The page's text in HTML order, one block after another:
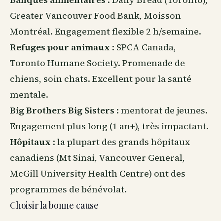
Greater Vancouver Food Bank, Moisson
Montréal. Engagement flexible 2 h/semaine.
Refuges pour animaux : SPCA Canada,
Toronto Humane Society. Promenade de
chiens, soin chats. Excellent pour la santé
mentale.
Big Brothers Big Sisters : mentorat de jeunes.
Engagement plus long (1 an+), très impactant.
Hôpitaux : la plupart des grands hôpitaux
canadiens (Mt Sinai, Vancouver General,
McGill University Health Centre) ont des
programmes de bénévolat.
Choisir la bonne cause